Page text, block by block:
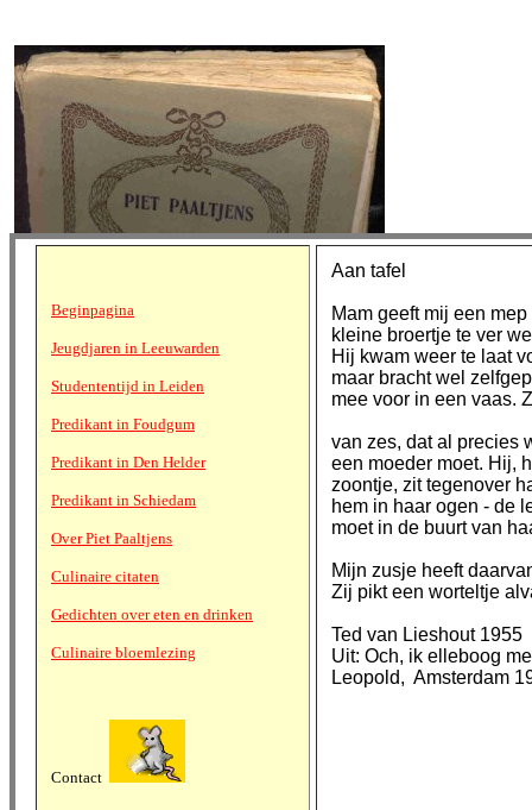
Beginpagina
Jeugdjaren in Leeuwarden
Studententijd in Leiden
Predikant in Foudgum
Predikant in Den Helder
Predikant in Schiedam
Over Piet Paaltjens
Culinaire citaten
Gedichten over eten en drinken
Culinaire bloemlezing
Contact
Aan tafel
Mam geeft mij een
kleine broertje te ver
Hij kwam weer te laat
maar bracht wel
mee voor in een vaas.
van zes, dat al precies
een moeder moet. Hij,
zoontje, zit tegenover
hem in haar ogen - de
moet in de buurt van
Mijn zusje heeft
Zij pikt een worteltje
Ted van Lieshout 1955
Uit: Och, ik elleboog
Leopold, Amsterdam